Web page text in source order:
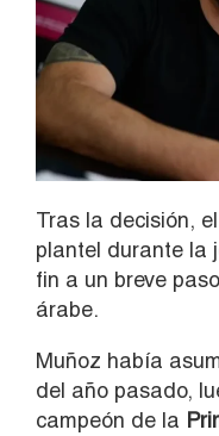
Tras la decisión,
plantel durante la
fin a un breve
árabe.
Muñoz había
del año pasado,
campeón de la